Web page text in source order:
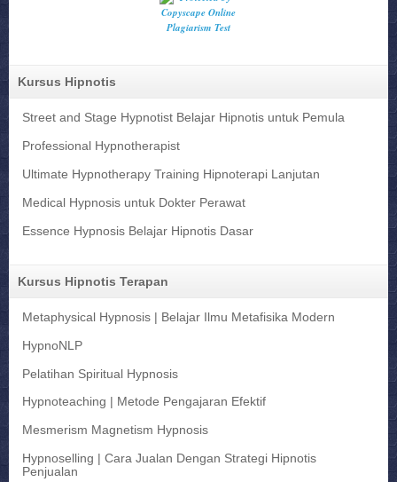
Kursus Hipnotis
Street and Stage Hypnotist Belajar Hipnotis untuk Pemula
Professional Hypnotherapist
Ultimate Hypnotherapy Training Hipnoterapi Lanjutan
Medical Hypnosis untuk Dokter Perawat
Essence Hypnosis Belajar Hipnotis Dasar
Kursus Hipnotis Terapan
Metaphysical Hypnosis | Belajar Ilmu Metafisika Modern
HypnoNLP
Pelatihan Spiritual Hypnosis
Hypnoteaching | Metode Pengajaran Efektif
Mesmerism Magnetism Hypnosis
Hypnoselling | Cara Jualan Dengan Strategi Hipnotis
Penjualan